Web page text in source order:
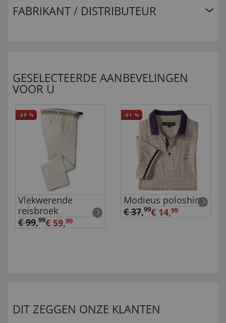
FABRIKANT / DISTRIBUTEUR
GESELECTEERDE AANBEVELINGEN
VOOR U
-40 %
Vlekwerende
reisbroek
€ 99,99€ 59,99
-61 %
Modieus poloshirt
€ 37,99€ 14,99
DIT ZEGGEN ONZE KLANTEN